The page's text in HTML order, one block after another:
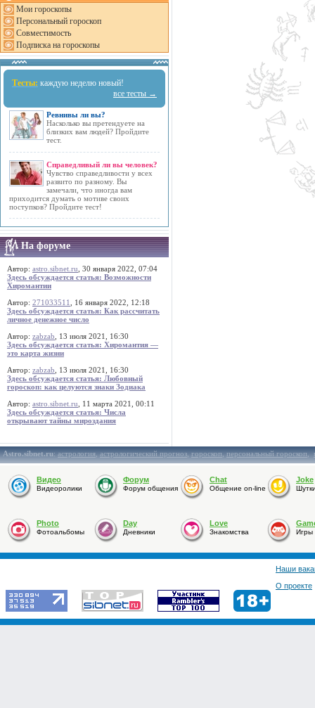
Мои гороскопы
Персональный гороскоп
Совместимость
Подписка на гороскопы
Тесты: каждую неделю новый!
все тесты →
Ревнивы ли вы?
Насколько вы претендуете на
близких вам людей? Пройдите
тест.
Справедливый ли вы человек?
Чувство справедливости у всех
развито по разному. Вы
замечали, что иногда вам
приходится думать о мотиве своих
поступков? Пройдите тест!
На форуме
Автор: astro.sibnet.ru , 30 января 2022, 07:04
Здесь обсуждается статья: Возможности
Хиромантии
Автор: 271033511
, 16 января 2022, 12:18
Здесь обсуждается статья: Как рассчитать
личное денежное число
Автор: zabzab , 13 июля 2021, 16:30
Здесь обсуждается статья: Хиромантия —
это карта жизни
Автор: zabzab , 13 июля 2021, 16:30
Здесь обсуждается статья: Любовный
гороскоп: как целуются знаки Зодиака
Автор: astro.sibnet.ru , 11 марта 2021, 00:11
Здесь обсуждается статья: Числа
открывают тайны мироздания
Astro.sibnet.ru:астрология,астрологический прогноз,гороскоп,персональный гороскоп,
Видео
Видеоролики
Форум
Форум общения
Chat
Общение on-line
Joke
Photo
Фотоальбомы
Day
Дневники
Love
Знакомства Игры
Наши
О проекте